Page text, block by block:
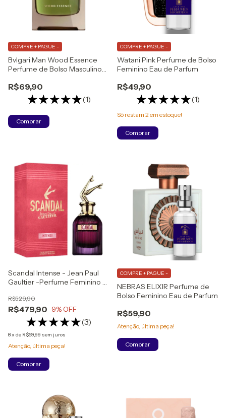
Bvlgari Man Wood Essence
Perfume de Bolso Masculino
R$69,90
(1)
COMPRE + PAGUE -
Comprar
Watani Pink Perfume de Bolso
Feminino Eau de Parfum
R$49,90
(1)
COMPRE + PAGUE -
Só restam 2em estoque!
Comprar
Scandal Intense - Jean Paul
Gaultier -Perfume Feminino -
LACRADO
R$479,90
R$529,90
9% OFF
(3)
8x de R$59,99 sem juros
Atenção, última peça!
Comprar
NEBRAS ELIXIR Perfume de
Bolso Feminino Eau de Parfum
R$59,90
COMPRE + PAGUE -
Atenção, última peça!